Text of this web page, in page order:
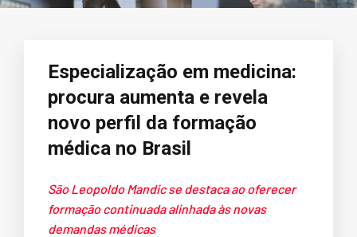
Especialização em medicina:
procura aumenta e revela
novo perfil da formação
médica no Brasil
São Leopoldo Mandic se destaca ao oferecer
formação continuada alinhada às novas
demandas médicas